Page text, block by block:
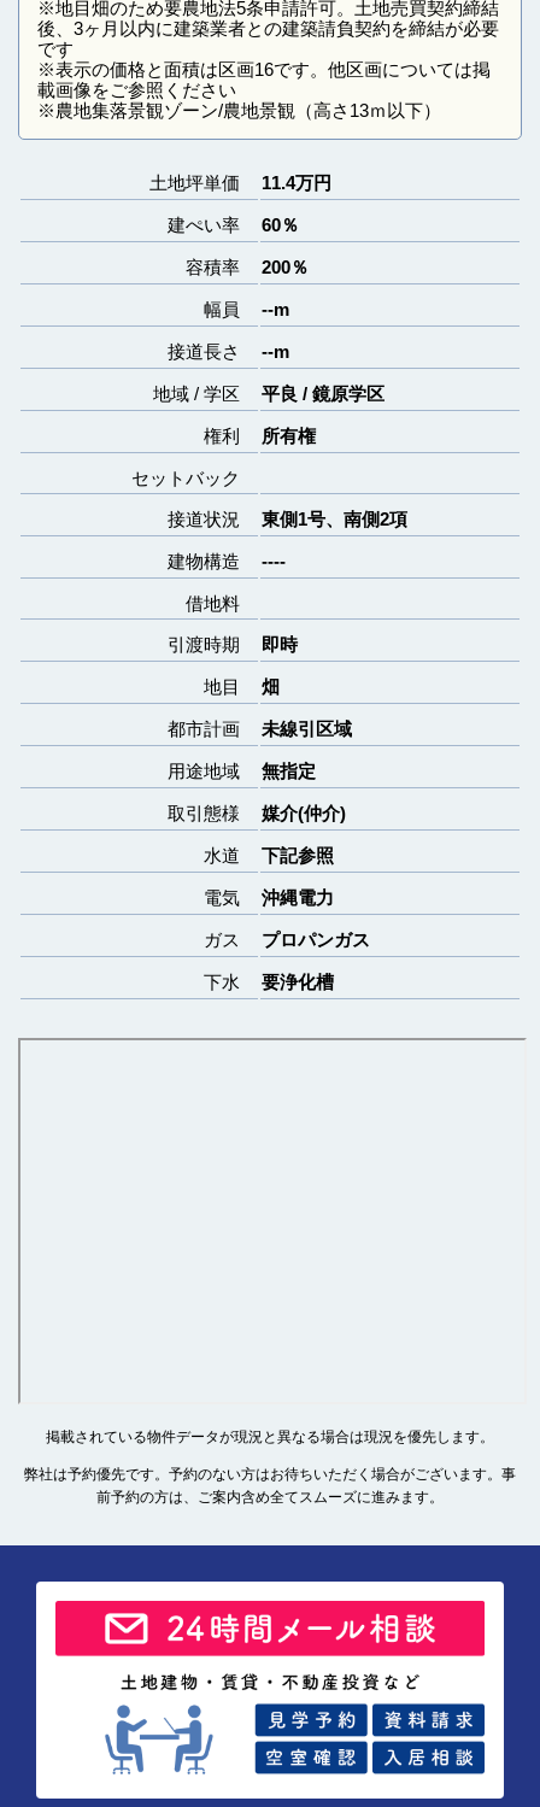
※地目畑のため要農地法5条申請許可。土地売買契約締結
後、3ヶ月以内に建築業者との建築請負契約を締結が必要
です
※表示の価格と面積は区画16です。他区画については掲
載画像をご参照ください
※農地集落景観ゾーン/農地景観（高さ13ｍ以下）
土地坪単価 11.4万円
建ぺい率 60％
容積率 200％
幅員 --m
接道長さ --m
地域 / 学区 平良 / 鏡原学区
権利 所有権
セットバック
接道状況
東側1号、南側2項
建物構造 ----
借地料
引渡時期
即時
地目 畑
都市計画 未線引区域
用途地域 無指定
取引態様 媒介(仲介)
水道 下記参照
電気 沖縄電力
ガス プロパンガス
下水 要浄化槽
掲載されている物件データが現況と異なる場合は現況を優先します。
弊社は予約優先です。予約のない方はお待ちいただく場合がございます。事
前予約の方は、ご案内含め全てスムーズに進みます。